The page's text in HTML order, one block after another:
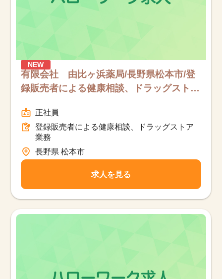
人材をお探しの医療機関・企業様
運営会社
NEW
有限会社 由比ヶ浜薬局/長野県松本市/登
録販売者による健康相談、ドラッグストア
正社員
登録販売者による健康相談、ドラッグストア
業務
長野県 松本市
求人を見る